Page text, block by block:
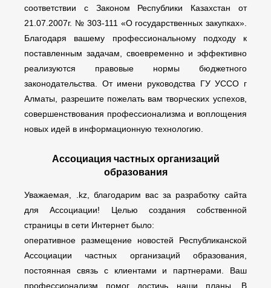
соответствии с Законом Республики Казахстан от
21.07.2007г. № 303-111 «О государственных закупках».
Благодаря вашему профессиональному подходу к
поставленным задачам, своевременно и эффективно
реализуются правовые нормы бюджетного
законодательства. От имени руководства ГУ УССО г
Алматы, разрешите пожелать вам творческих успехов,
совершенствования профессионализма и воплощения
новых идей в информационную технологию.
Ассоциация частных организаций
образования
Уважаемая, .kz, благодарим вас за разработку сайта
для Ассоциации! Целью создания собственной
страницы в сети Интернет было:
оперативное размещение новостей Республиканской
Ассоциации частных организаций образования,
постоянная связь с клиентами и партнерами. Ваш
профессионализм помог достичь наши планы. В